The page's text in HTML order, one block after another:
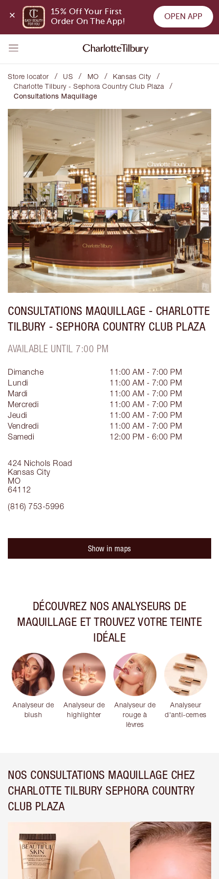
15% Off Your First
Order On The App!
OPEN APP
Store locator / US / MO / Kansas City /
Charlotte Tilbury - Sephora Country Club Plaza /
Consultations Maquillage
CONSULTATIONS MAQUILLAGE - CHARLOTTE
TILBURY - SEPHORA COUNTRY CLUB PLAZA
AVAILABLE UNTIL 7:00 PM
424 Nichols Road
Kansas City
MO
64112
(816) 753-5996
Dimanche
11:00 AM - 7:00 PM
Lundi
11:00 AM - 7:00 PM
Mardi
11:00 AM - 7:00 PM
Mercredi
11:00 AM - 7:00 PM
Jeudi
11:00 AM - 7:00 PM
Vendredi
11:00 AM - 7:00 PM
Samedi
12:00 PM - 6:00 PM
Show in maps
DÉCOUVREZ NOS ANALYSEURS DE
MAQUILLAGE ET TROUVEZ VOTRE TEINTE
IDÉALE
Analyseur de
blush
Analyseur de
highlighter
Analyseur de
rouge à
lèvres
Analyseur
d'anti-cernes
NOS CONSULTATIONS MAQUILLAGE CHEZ
CHARLOTTE TILBURY SEPHORA COUNTRY
CLUB PLAZA